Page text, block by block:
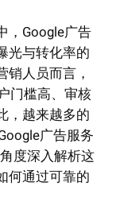
，Google广告
光与转化率的
人员而言，
门槛高、审核
，越来越多的
广告服务
度深入解析这
何通过可靠的